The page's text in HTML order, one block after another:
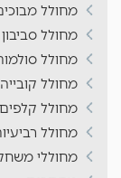
מחולל
מחולל סביבון
מחולל
מחולל קובייה
מחולל קלפים
מחולל
מחוללי